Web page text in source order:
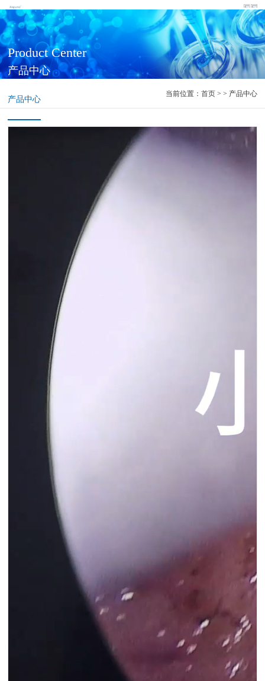
Product Center
产品中心
产品中心
当前位置： 首页> > 产品中心